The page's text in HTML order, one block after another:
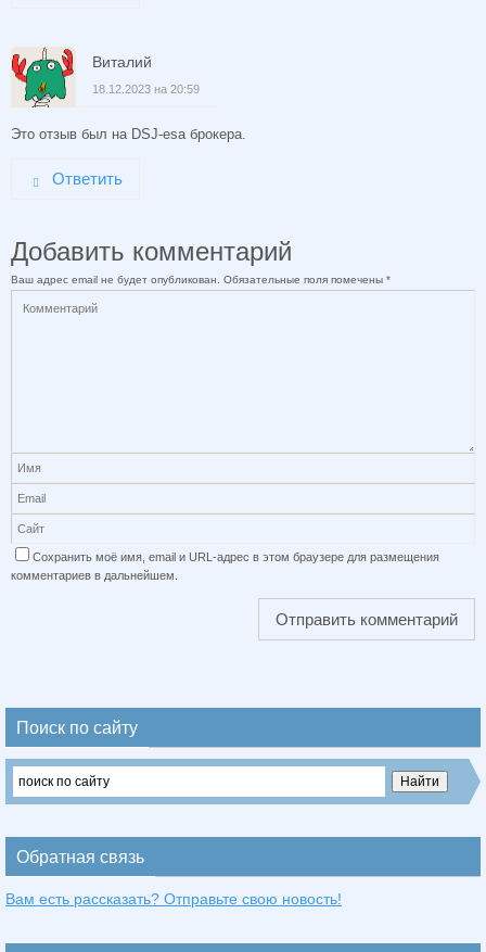
Виталий
18.12.2023 на 20:59
Это отзыв был на DSJ-esa брокера.
Ответить
Добавить комментарий
Ваш адрес email не будет опубликован. Обязательные поля помечены *
Сохранить моё имя, email и URL-адрес в этом браузере для размещения
комментариев в дальнейшем.
Поиск по сайту
Обратная связь
Вам есть рассказать? Отправьте свою новость!